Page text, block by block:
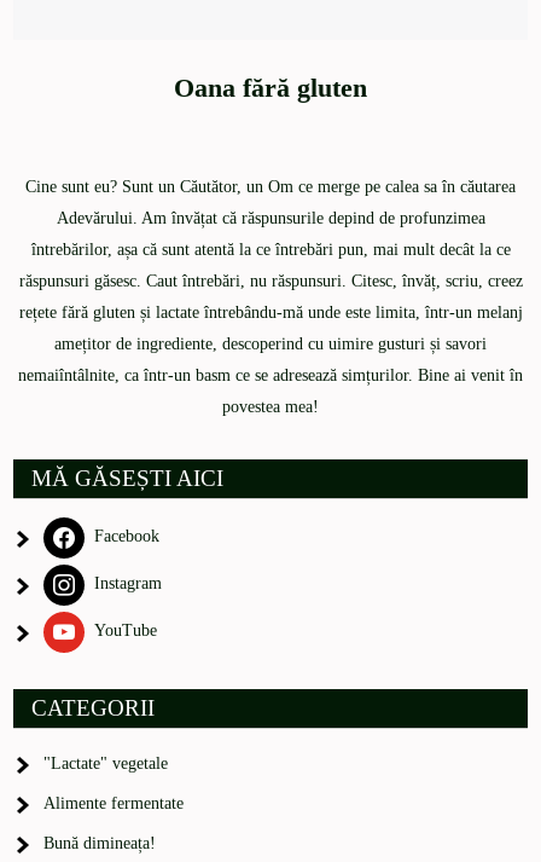
Oana fără gluten
Cine sunt eu? Sunt un Căutător, un Om ce merge pe calea sa în căutarea
Adevărului. Am învățat că răspunsurile depind de profunzimea
întrebărilor, așa că sunt atentă la ce întrebări pun, mai mult decât la ce
răspunsuri găsesc. Caut întrebări, nu răspunsuri. Citesc, învăț, scriu, creez
rețete fără gluten și lactate întrebându-mă unde este limita, într-un melanj
amețitor de ingrediente, descoperind cu uimire gusturi și savori
nemaiîntâlnite, ca într-un basm ce se adresează simțurilor. Bine ai venit în
povestea mea!
MĂ GĂSEȘTI AICI
Facebook
Instagram
YouTube
CATEGORII
"Lactate" vegetale
Alimente fermentate
Bună dimineața!